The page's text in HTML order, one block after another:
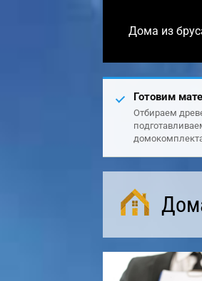
Дома из
Готовим
Отбираем